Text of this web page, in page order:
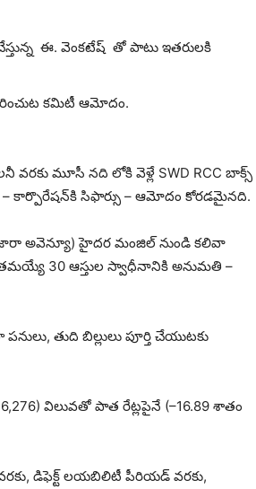
ఈ. వెంకటేష్ తో పాటు ఇతరులకి
కమిటీ ఆమోదం.
మూసీ నది లోకి వెళ్లే SWD RCC బాక్స్
కార్పొరేషన్‌కి సిఫార్సు – ఆమోదం కోరడమైనది.
అవెన్యూ) హైదర మంజిల్‌ నుండి కలివా
30 ఆస్తుల స్వాధీనానికి అనుమతి –
తుది బిల్లులు పూర్తి చేయుటకు
విలువతో పాత రేట్లపైనే (–16.89 శాతం
డిఫెక్ట్ లయబిలిటీ పీరియడ్‌ వరకు,